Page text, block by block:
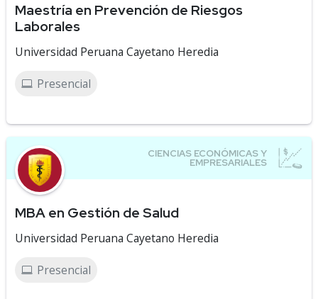
Maestría en Prevención de Riesgos
Laborales
Universidad Peruana Cayetano Heredia
Presencial
MBA en Gestión de Salud
Universidad Peruana Cayetano Heredia
Presencial